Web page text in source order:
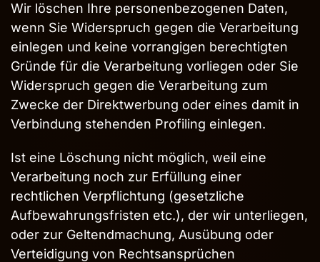
Wir löschen Ihre personenbezogenen Daten,
wenn Sie Widerspruch gegen die Verarbeitung
einlegen und keine vorrangigen berechtigten
Gründe für die Verarbeitung vorliegen oder Sie
Widerspruch gegen die Verarbeitung zum
Zwecke der Direktwerbung oder eines damit in
Verbindung stehenden Profiling einlegen.
Ist eine Löschung nicht möglich, weil eine
Verarbeitung noch zur Erfüllung einer
rechtlichen Verpflichtung (gesetzliche
Aufbewahrungsfristen etc.), der wir unterliegen,
oder zur Geltendmachung, Ausübung oder
Verteidigung von Rechtsansprüchen